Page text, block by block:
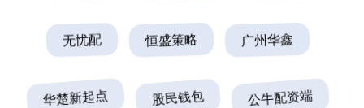
无忧配 恒盛策略 广州华鑫
华楚新起点 股民钱包 公牛配资端